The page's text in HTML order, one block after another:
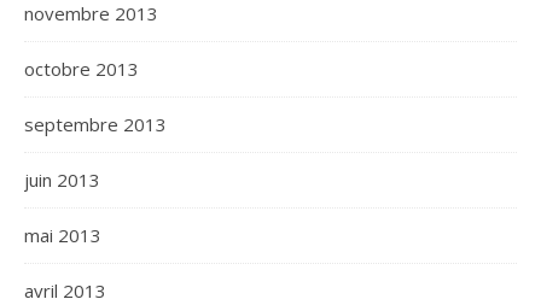
novembre 2013
octobre 2013
septembre 2013
juin 2013
mai 2013
avril 2013